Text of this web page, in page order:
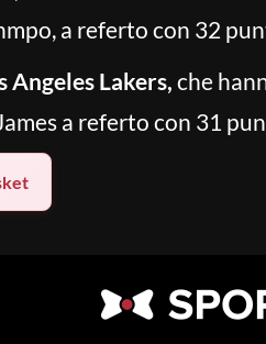
a referto con 32
Angeles Lakers, che
a referto con 31